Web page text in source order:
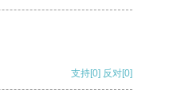
支持[0] 反对[0]